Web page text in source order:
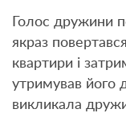
Голос дружини
якраз
квартири і
утримував його
викликала